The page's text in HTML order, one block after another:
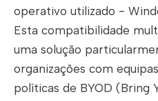
operativo utilizado -
Esta compatibilidade
uma solução
organizações com
políticas de BYOD (Bring